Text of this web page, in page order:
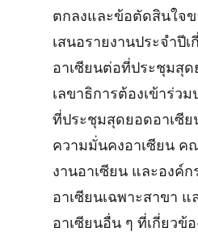
ตกลงและข้อตัดสินใจข
เสนอรายงานประจำปี
อาเซียนต่อที่ประชุมสุด
เลขาธิการต้องเข้าร่ว
ที่ประชุมสุดยอดอาเซี
ความมั่นคงอาเซียน ค
งานอาเซียน และองค์
อาเซียนเฉพาะสาขา แ
อาเซียนอื่น ๆ ที่เกี่ยวข้